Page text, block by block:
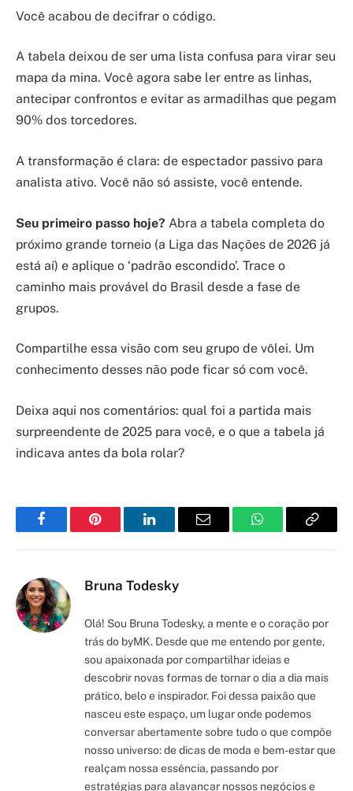
Você acabou de decifrar o código.
A tabela deixou de ser uma lista confusa para virar seu
mapa da mina. Você agora sabe ler entre as linhas,
antecipar confrontos e evitar as armadilhas que pegam
90% dos torcedores.
A transformação é clara: de espectador passivo para
analista ativo. Você não só assiste, você entende.
Seu primeiro passo hoje? Abra a tabela completa do
próximo grande torneio (a Liga das Nações de 2026 já
está aí) e aplique o ‘padrão escondido’. Trace o
caminho mais provável do Brasil desde a fase de
grupos.
Compartilhe essa visão com seu grupo de vôlei. Um
conhecimento desses não pode ficar só com você.
Deixa aqui nos comentários: qual foi a partida mais
surpreendente de 2025 para você, e o que a tabela já
indicava antes da bola rolar?
FacebookPinterest LinkedInEmail WhatsAppCopy
Bruna Todesky
Olá! Sou Bruna Todesky, a mente e o coração por
trás do byMK. Desde que me entendo por gente,
sou apaixonada por compartilhar ideias e
descobrir novas formas de tornar o dia a dia mais
prático, belo e inspirador. Foi dessa paixão que
nasceu este espaço, um lugar onde podemos
conversar abertamente sobre tudo o que compõe
nosso universo: de dicas de moda e bem-estar que
realçam nossa essência, passando por
estratégias para alavancar nossos negócios e